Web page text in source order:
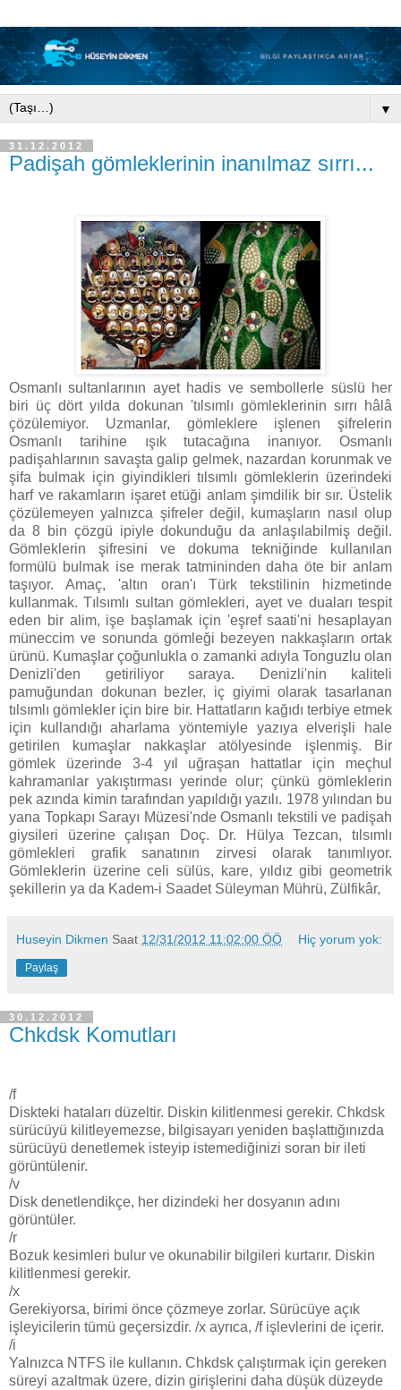
▼
31.12.2012
Padişah gömleklerinin inanılmaz sırrı...
Osmanlı sultanlarının ayet hadis ve sembollerle süslü her
biri üç dört yılda dokunan 'tılsımlı gömleklerinin sırrı hâlâ
çözülemiyor. Uzmanlar, gömleklere işlenen şifrelerin
Osmanlı tarihine ışık tutacağına inanıyor. Osmanlı
padişahlarının savaşta galip gelmek, nazardan korunmak ve
şifa bulmak için giyindikleri tılsımlı gömleklerin üzerindeki
harf ve rakamların işaret etüği anlam şimdilik bir sır. Üstelik
çözülemeyen yalnızca şifreler değil, kumaşların nasıl olup
da 8 bin çözgü ipiyle dokunduğu da anlaşılabilmiş değil.
Gömleklerin şifresini ve dokuma tekniğinde kullanılan
formülü bulmak ise merak tatmininden daha öte bir anlam
taşıyor. Amaç, 'altın oran'ı Türk tekstilinin hizmetinde
kullanmak. Tılsımlı sultan gömlekleri, ayet ve duaları tespit
eden bir alim, işe başlamak için 'eşref saati'ni hesaplayan
müneccim ve sonunda gömleği bezeyen nakkaşların ortak
ürünü. Kumaşlar çoğunlukla o zamanki adıyla Tonguzlu olan
Denizli'den getiriliyor saraya. Denizli'nin kaliteli
pamuğundan dokunan bezler, iç giyimi olarak tasarlanan
tılsımlı gömlekler için bire bir. Hattatların kağıdı terbiye etmek
için kullandığı aharlama yöntemiyle yazıya elverişli hale
getirilen kumaşlar nakkaşlar atölyesinde işlenmiş. Bir
gömlek üzerinde 3-4 yıl uğraşan hattatlar için meçhul
kahramanlar yakıştırması yerinde olur; çünkü gömleklerin
pek azında kimin tarafından yapıldığı yazılı. 1978 yılından bu
yana Topkapı Sarayı Müzesi'nde Osmanlı tekstili ve padişah
giysileri üzerine çalışan Doç. Dr. Hülya Tezcan, tılsımlı
gömlekleri grafik sanatının zirvesi olarak tanımlıyor.
Gömleklerin üzerine celi sülüs, kare, yıldız gibi geometrik
şekillerin ya da Kadem-i Saadet Süleyman Mührü, Zülfikâr,
Huseyin Dikmen Saat 12/31/2012 11:02:00 ÖÖ Hiç yorum yok:
Paylaş
30.12.2012
Chkdsk Komutları
/f
Diskteki hataları düzeltir. Diskin kilitlenmesi gerekir. Chkdsk
sürücüyü kilitleyemezse, bilgisayarı yeniden başlattığınızda
sürücüyü denetlemek isteyip istemediğinizi soran bir ileti
görüntülenir.
/v
Disk denetlendikçe, her dizindeki her dosyanın adını
görüntüler.
/r
Bozuk kesimleri bulur ve okunabilir bilgileri kurtarır. Diskin
kilitlenmesi gerekir.
/x
Gerekiyorsa, birimi önce çözmeye zorlar. Sürücüye açık
işleyicilerin tümü geçersizdir. /x ayrıca, /f işlevlerini de içerir.
/i
Yalnızca NTFS ile kullanın. Chkdsk çalıştırmak için gereken
süreyi azaltmak üzere, dizin girişlerini daha düşük düzeyde